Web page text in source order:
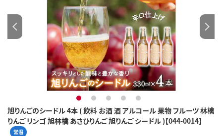
旭りんごのシードル 4本 ( 飲料 お酒 酒 アルコール 果物 フルーツ 林檎
りんご リンゴ 旭林檎 あさひりんご 旭りんご シードル )【044-0014】
常温
1 2 3 4 5